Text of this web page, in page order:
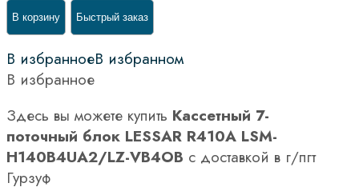
В корзину Быстрый заказ
В избранноеВ избранном
В избранное
Здесь вы можете купить Кассетный 7-
поточный блок LESSAR R410A LSM-
H140B4UA2/LZ-VB4OB с доставкой в г/пгт
Гурзуф